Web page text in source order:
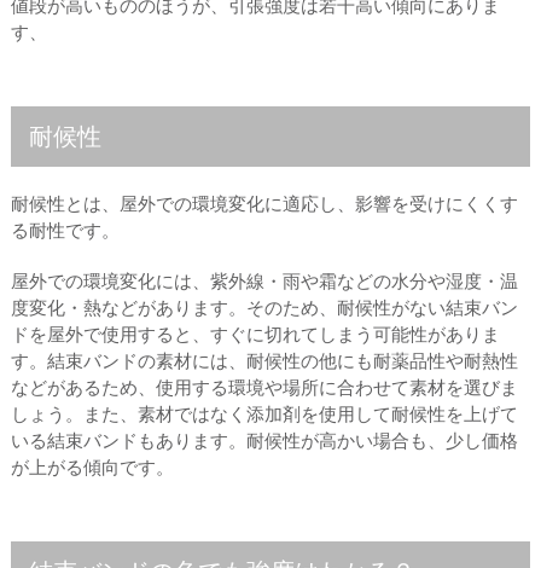
値段が高いもののほうが、引張強度は若干高い傾向にありま
す、
耐候性
耐候性とは、屋外での環境変化に適応し、影響を受けにくくす
る耐性です。
屋外での環境変化には、紫外線・雨や霜などの水分や湿度・温
度変化・熱などがあります。そのため、耐候性がない結束バン
ドを屋外で使用すると、すぐに切れてしまう可能性がありま
す。結束バンドの素材には、耐候性の他にも耐薬品性や耐熱性
などがあるため、使用する環境や場所に合わせて素材を選びま
しょう。また、素材ではなく添加剤を使用して耐候性を上げて
いる結束バンドもあります。耐候性が高かい場合も、少し価格
が上がる傾向です。